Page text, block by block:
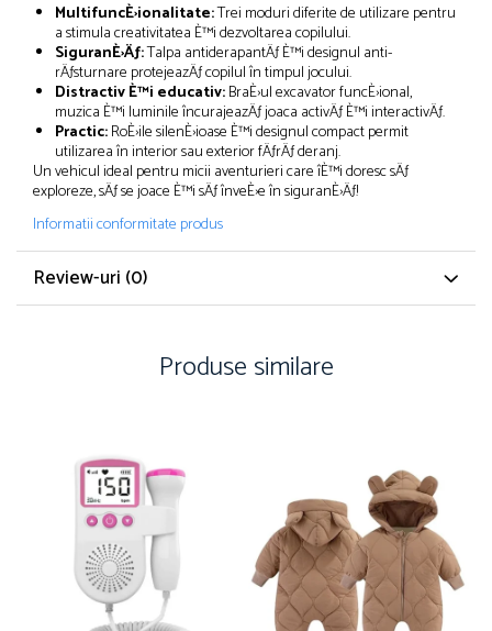
MultifuncÈ›ionalitate:Trei moduri diferite de utilizare pentru
a stimula creativitatea È™i dezvoltarea copilului.
SiguranÈ›Äƒ:Talpa antiderapantÄƒ È™i designul anti-
rÄƒsturnare protejeazÄƒ copilul în timpul jocului.
Distractiv È™i educativ:BraÈ›ul excavator funcÈ›ional,
muzica È™i luminile încurajeazÄƒ joaca activÄƒ È™i interactivÄƒ.
Practic:RoÈ›ile silenÈ›ioase È™i designul compact permit
utilizarea în interior sau exterior fÄƒrÄƒ deranj.
Un vehicul ideal pentru micii aventurieri care îÈ™i doresc sÄƒ
exploreze, sÄƒ se joace È™i sÄƒ înveÈ›e în siguranÈ›Äƒ!
Informatii conformitate produs
Review-uri (0)
Produse similare